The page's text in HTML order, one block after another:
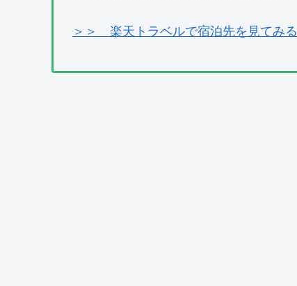
＞＞ 楽天トラベルで宿泊先を見てみる